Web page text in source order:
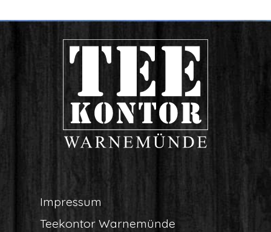
Impres­sum
Tee­kon­tor Warnemünde